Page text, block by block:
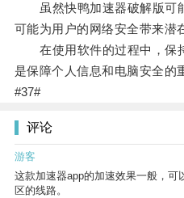
虽然快鸭加速器破解版可
可能为用户的网络安全带来潜
在使用软件的过程中，保持
是保障个人信息和电脑安全的
#37#
评论
游客
这款加速器app的加速效果一般，
区的线路。